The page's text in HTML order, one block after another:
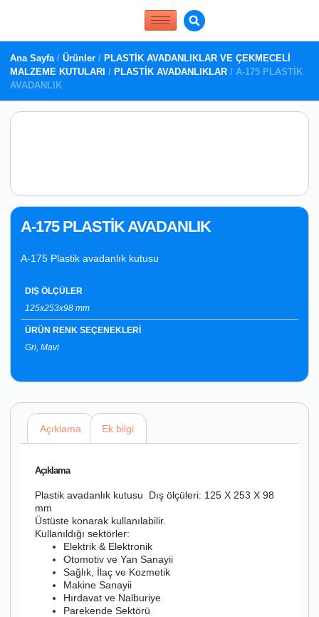
Ana Sayfa/ Ürünler / PLASTİK AVADANLIKLAR VE ÇEKMECELİ
MALZEME KUTULARI / PLASTİK AVADANLIKLAR / A-175 PLASTİK
AVADANLIK
A-175 PLASTİK AVADANLIK
A-175 Plastik avadanlık kutusu
DIŞ ÖLÇÜLER
125x253x98 mm
ÜRÜN RENK SEÇENEKLERİ
Gri, Mavi
Açıklama Ek bilgi
Açıklama
Plastik avadanlık kutusu Dış ölçüleri: 125 X 253 X 98
mm
Üstüste konarak kullanılabilir.
Kullanıldığı sektörler:
Elektrik & Elektronik
Otomotiv ve Yan Sanayii
Sağlık, İlaç ve Kozmetik
Makine Sanayii
Hırdavat ve Nalburiye
Parekende Sektörü